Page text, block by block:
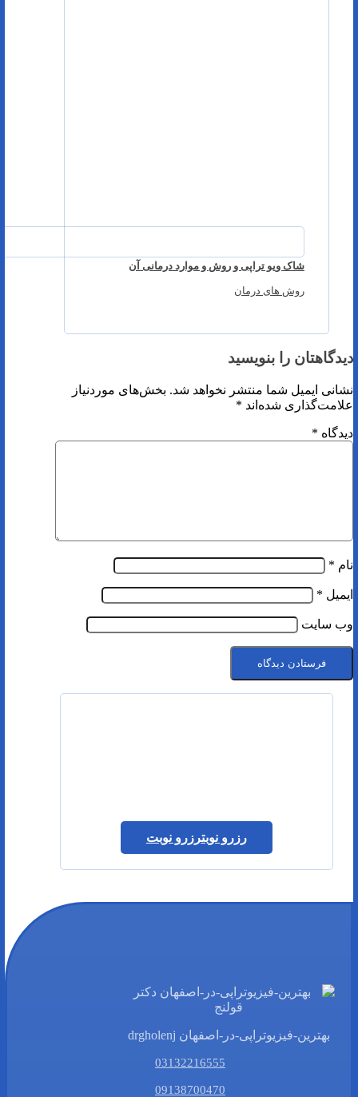
شاک ویو تراپی و روش و موارد درمانی آن
روش های درمان
دیدگاهتان را بنویسید
نشانی ایمیل شما منتشر نخواهد شد. بخش‌های موردنیاز
علامت‌گذاری شده‌اند *
دیدگاه *
نام *
ایمیل *
وب‌ سایت
رزرو نوبترزرو نوبت
بهترین-فیزیوتراپی-در-اصفهان drgholenj
03132216555
09138700470